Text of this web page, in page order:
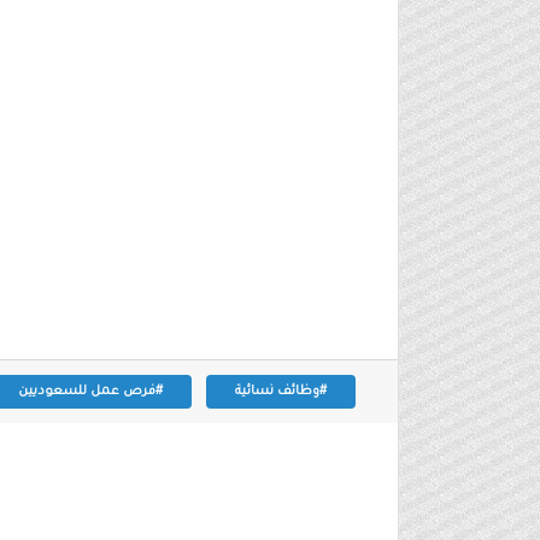
#وظائف نسائية #فرص عمل للسعوديين